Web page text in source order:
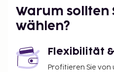
Zeitpunkt: 15:00 - 18:00,
Warum sollten
wählen?
Flexibilität
Profitieren Sie von